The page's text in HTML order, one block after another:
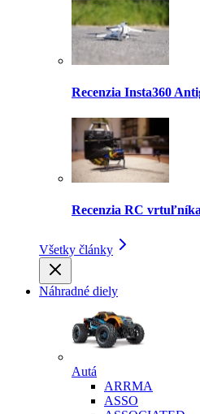
Recenzia Insta360
Recenzia RC
Všetky články
Náhradné diely
Autá
ARRMA
ASSO